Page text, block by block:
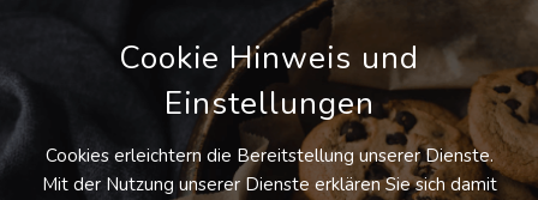
Cookie Hinweis und
Einstellungen
Cookies erleichtern die Bereitstellung unserer Dienste.
Mit der Nutzung unserer Dienste erklären Sie sich damit